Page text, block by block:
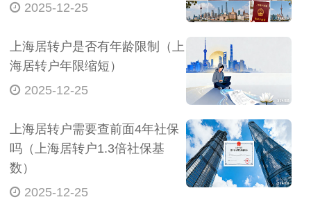
2025-12-25
上海居转户是否有年龄限制（上
海居转户年限缩短）
2025-12-25
上海居转户需要查前面4年社保
吗（上海居转户1.3倍社保基
数）
2025-12-25